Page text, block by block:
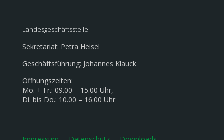
Landesgeschäftsstelle
Sekretariat: Petra Heisel
Geschäftsführung: Johannes Klauck
Öffnungszeiten:
Mo. + Fr.: 09.00 – 15.00 Uhr,
Di. bis Do.: 10.00 – 16.00 Uhr